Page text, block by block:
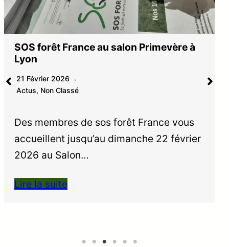
SOS forêt France au salon Primevère à
Lyon
21 Février 2026
Actus, Non Classé
Des membres de sos forêt France vous
accueillent jusqu’au dimanche 22 février
2026 au Salon…
Lire la suite